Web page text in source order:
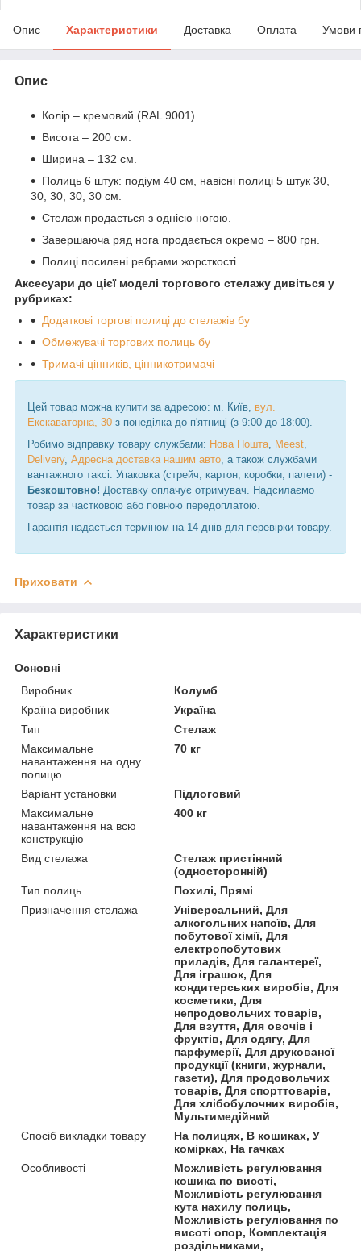
Опис Характеристики Доставка Оплата Умови
Опис
Колір – кремовий (RAL 9001).
Висота – 200 см.
Ширина – 132 см.
Полиць 6 штук: подіум 40 см, навісні полиці 5 штук 30,
30, 30, 30, 30 см.
Стелаж продається з однією ногою.
Завершаюча ряд нога продається окремо – 800 грн.
Полиці посилені ребрами жорсткості.
Аксесуари до цієї моделі торгового стелажу дивіться у
рубриках:
Додаткові торгові полиці до стелажів бу
Обмежувачі торгових полиць бу
Тримачі цінників, цінникотримачі
Цей товар можна купити за адресою: м. Київ, вул.
Екскаваторна, 30 з понеділка до п'ятниці (з 9:00 до 18:00).
Робимо відправку товару службами: Нова Пошта Meest
Delivery, Адресна доставка нашим авто , а також службами
вантажного таксі. Упаковка (стрейч, картон, коробки, палети) -
Безкоштовно! Доставку оплачує отримувач. Надсилаємо
товар за частковою або повною передоплатою.
Гарантія надається терміном на 14 днів для перевірки товару.
Приховати
Характеристики
Основні
Виробник
Колумб
Країна виробник
Україна
Тип
Стелаж
Максимальне
навантаження на одну
полицю
70 кг
Варіант установки
Підлоговий
Максимальне
навантаження на всю
конструкцію
400 кг
Вид стелажа
Стелаж пристінний
(односторонній)
Тип полиць
Похилі, Прямі
Призначення стелажа
Універсальний, Для
алкогольних напоїв, Для
побутової хімії, Для
електропобутових
приладів, Для галантереї,
Для іграшок, Для
кондитерських виробів, Для
косметики, Для
непродовольчих товарів,
Для взуття, Для овочів і
фруктів, Для одягу, Для
парфумерії, Для друкованої
продукції (книги, журнали,
газети), Для продовольчих
товарів, Для спорттоварів,
Для хлібобулочних виробів,
Мультимедійний
Спосіб викладки товару
На полицях, В кошиках, У
комірках, На гачках
Особливості
Можливість регулювання
кошика по висоті,
Можливість регулювання
кута нахилу полиць,
Можливість регулювання по
висоті опор, Комплектація
роздільниками,